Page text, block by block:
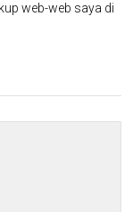
web-web saya di